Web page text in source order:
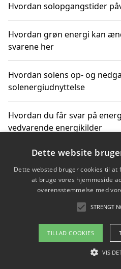
Hvordan solopgangstider
Hvordan grøn energi kan
svarene her
Hvordan solens op- og
solenergiudnyttelse
Hvordan du får svar på
vedvarende energikilder
Copyright 2026
Om / kontakt
Dette website
Dette websted bruger cookies til
at bruge vores hjemmeside
overensstemmelse med
STRENGT
TILLAD COOKIES
VIS